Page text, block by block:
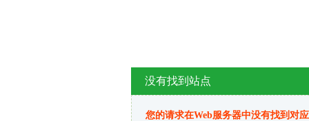
没有找到站点
您的请求在Web服务器中没有找到对